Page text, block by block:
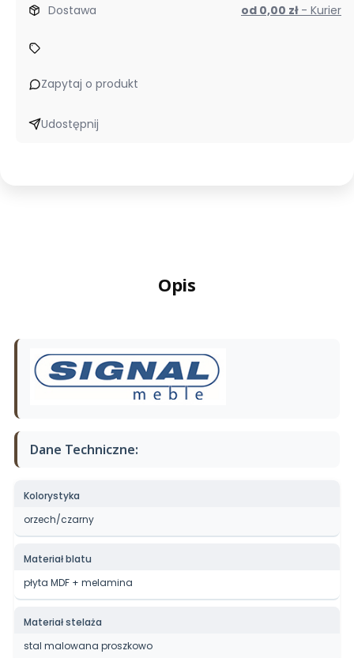
Dostawa od 0,00 zł - Kurier
Zapytaj o produkt
Udostępnij
Opis
Dane Techniczne:
Kolorystyka
orzech/czarny
Materiał blatu
płyta MDF + melamina
Materiał stelaża
stal malowana proszkowo